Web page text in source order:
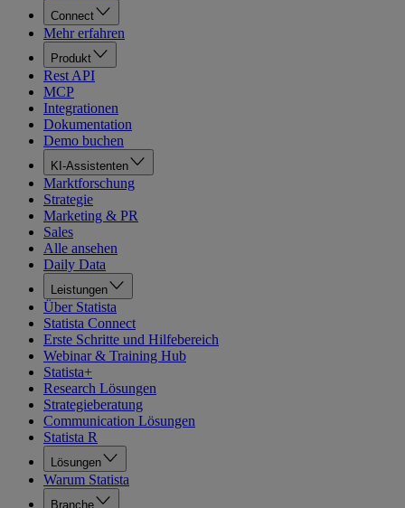
Connect
Mehr erfahren
Produkt
Rest API
MCP
Integrationen
Dokumentation
Demo buchen
KI-Assistenten
Marktforschung
Strategie
Marketing & PR
Sales
Alle ansehen
Daily Data
Leistungen
Über Statista
Statista Connect
Erste Schritte und Hilfebereich
Webinar & Training Hub
Statista+
Research Lösungen
Strategieberatung
Communication Lösungen
Statista R
Lösungen
Warum Statista
Branche